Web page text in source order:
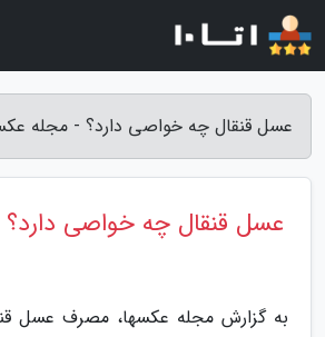
عسل قنقال چه خواصی دارد؟ - مجله
عسل قنقال چه خواصی دارد؟
به گزارش مجله عکسها، مصرف عسل